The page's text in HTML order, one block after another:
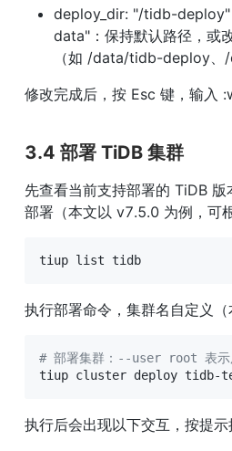
deploy_dir: "/tidb-
data"：保持默认路径，或
（如 /data/tidb-deploy、
修改完成后，按 Esc 键，输入
3.4 部署 TiDB 集群
先查看当前支持部署的 TiDB
部署（本文以 v7.5.0 为例，可
tiup list tidb
执行部署命令，集群名自定义
# 部署集群：--user root 表
tiup cluster deploy tidb-
执行后会出现以下交互，按提示